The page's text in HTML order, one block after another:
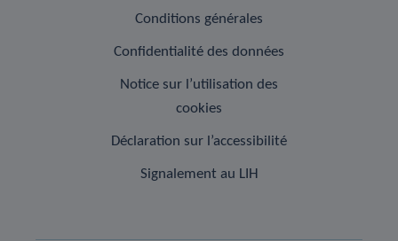
Conditions générales
Confidentialité des données
Notice sur l’utilisation des
cookies
Déclaration sur l’accessibilité
Signalement au LIH